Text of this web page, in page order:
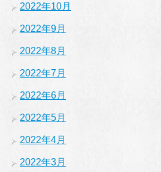
2022年10月
2022年9月
2022年8月
2022年7月
2022年6月
2022年5月
2022年4月
2022年3月